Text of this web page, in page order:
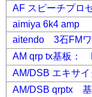
AF スピーチプロ
aimiya 6k4 amp
aitendo 3石FM
AM qrp tx基板：
AM/DSB エキサ
AM/DSB qrptx